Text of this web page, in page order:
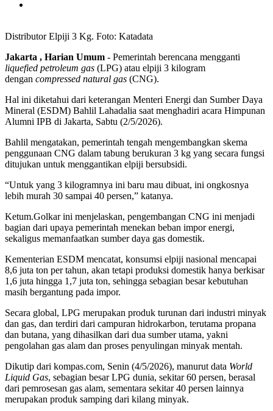
Distributor Elpiji 3 Kg. Foto: Katadata
Jakarta , Harian Umum - Pemerintah berencana mengganti
liquefied petroleum gas (LPG) atau elpiji 3 kilogram
dengan compressed natural gas (CNG).
Hal ini diketahui dari keterangan Menteri Energi dan Sumber Daya
Mineral (ESDM) Bahlil Lahadalia saat menghadiri acara Himpunan
Alumni IPB di Jakarta, Sabtu (2/5/2026).
Bahlil mengatakan, pemerintah tengah mengembangkan skema
penggunaan CNG dalam tabung berukuran 3 kg yang secara fungsi
ditujukan untuk menggantikan elpiji bersubsidi.
“Untuk yang 3 kilogramnya ini baru mau dibuat, ini ongkosnya
lebih murah 30 sampai 40 persen,” katanya.
Ketum.Golkar ini menjelaskan, pengembangan CNG ini menjadi
bagian dari upaya pemerintah menekan beban impor energi,
sekaligus memanfaatkan sumber daya gas domestik.
Kementerian ESDM mencatat, konsumsi elpiji nasional mencapai
8,6 juta ton per tahun, akan tetapi produksi domestik hanya berkisar
1,6 juta hingga 1,7 juta ton, sehingga sebagian besar kebutuhan
masih bergantung pada impor.
Secara global, LPG merupakan produk turunan dari industri minyak
dan gas, dan terdiri dari campuran hidrokarbon, terutama propana
dan butana, yang dihasilkan dari dua sumber utama, yakni
pengolahan gas alam dan proses penyulingan minyak mentah.
Dikutip dari kompas.com, Senin (4/5/2026), manurut data World
Liquid Gas, sebagian besar LPG dunia, sekitar 60 persen, berasal
dari pemrosesan gas alam, sementara sekitar 40 persen lainnya
merupakan produk samping dari kilang minyak.